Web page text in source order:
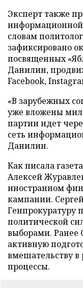
Эксперт также
словам
зафиксировано
посвященных
Данилин,
Facebook,
«В зарубежных
уже вложены
партии идет
сеть
Данилин.
Как писала
Алексей
иностранном
кампании.
Генпрокуратуру
политической
выборами. Ранее
активную
вмешательству в
процессы.